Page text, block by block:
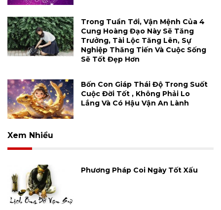
Trong Tuần Tới, Vận Mệnh Của 4
Cung Hoàng Đạo Này Sẽ Tăng
Trưởng, Tài Lộc Tăng Lên, Sự
Nghiệp Thăng Tiến Và Cuộc Sống
Sẽ Tốt Đẹp Hơn
Bốn Con Giáp Thái Độ Trong Suốt
Cuộc Đời Tốt , Không Phải Lo
Lắng Và Có Hậu Vận An Lành
Xem Nhiều
Phương Pháp Coi Ngày Tốt Xấu